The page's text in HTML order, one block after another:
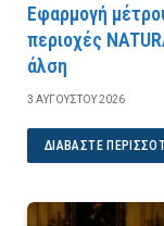
Εφαρμογή
περιοχές
άλση
3 ΑΥΓΟΎΣΤΟΥ 2026
ΔΙΑΒΆΣΤΕ